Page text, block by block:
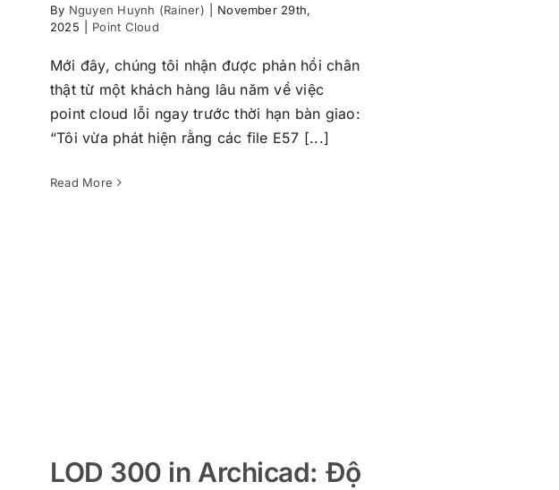
By Nguyen Huynh (Rainer)
November 29th,
2025
Point Cloud
Mới đây, chúng tôi nhận được phản hồi chân
thật từ một khách hàng lâu năm về việc
point cloud lỗi ngay trước thời hạn bàn giao:
“Tôi vừa phát hiện rằng các file E57 [...]
Read More
LOD 300 in Archicad: Độ chính xác từ
LOD 300 in Archicad: Độ